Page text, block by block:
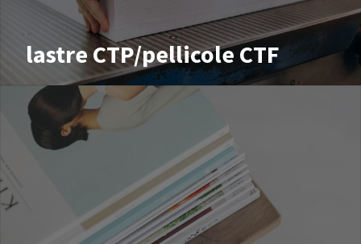
lastre CTP/pellicole CTF